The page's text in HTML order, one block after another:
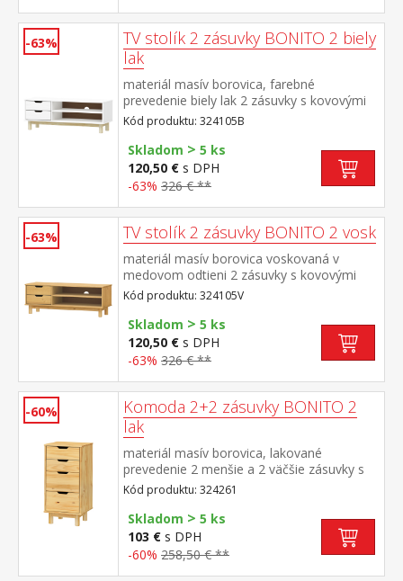
-63%
TV stolík 2 zásuvky BONITO 2 biely
lak
materiál masív borovica, farebné
prevedenie biely lak 2 zásuvky s kovovými
pojazdmi, 1 polica otvor na pretiahnutie
káblov
Kód produktu: 324105B
Skladom > 5 ks
120,50 € s DPH
-63% 326 € **
-63% TV stolík 2 zásuvky BONITO 2 vosk
materiál masív borovica voskovaná v
medovom odtieni 2 zásuvky s kovovými
pojazdmi, 1 polica otvor na pretiahnutie
káblov
Kód produktu: 324105V
Skladom > 5 ks
120,50 € s DPH
-63% 326 € **
-60%
Komoda 2+2 zásuvky BONITO 2
lak
materiál masív borovica, lakované
prevedenie 2 menšie a 2 väčšie zásuvky s
kovovými pojazdmi
Kód produktu: 324261
Skladom > 5 ks
103 € s DPH
-60% 258,50 € **